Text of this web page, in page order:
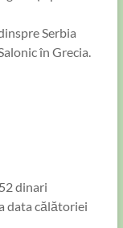
Serbia
în Grecia.
dinari
data călătoriei